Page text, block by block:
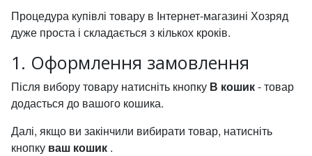
Процедура купівлі товару в Інтернет-магазині Хозряд
дуже проста і складається з кількох кроків.
1. Оформлення замовлення
Після вибору товару натисніть кнопку В кошик- товар
додасться до вашого кошика.
Далі, якщо ви закінчили вибирати товар, натисніть
кнопку ваш кошик .